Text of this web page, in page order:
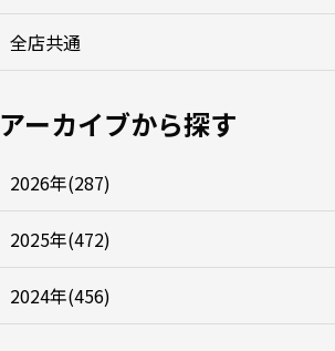
全店共通
アーカイブから探す
2026年(287)
2025年(472)
2024年(456)